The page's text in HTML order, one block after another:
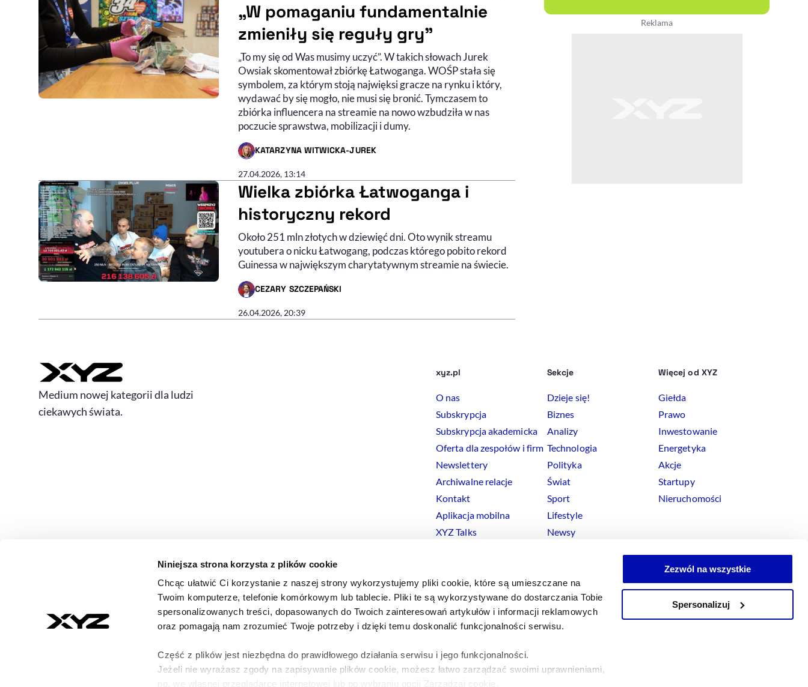
Niniejsza strona korzysta z plików cookie
Chcąc ułatwić Ci korzystanie z naszej strony wykorzystujemy pliki cookie, które są umieszczane na
Twoim komputerze, telefonie komórkowym lub tablecie. Pliki te są wykorzystywane do dostarczania Tobie
spersonalizowanych treści, dopasowanych do Twoich zainteresowań artykułów i informacji reklamowych
oraz pomagają nam zrozumieć Twoje potrzeby i dzięki temu doskonalić funkcjonalności serwisu.
Część z plików jest niezbędna do prawidłowego działania serwisu i jego funkcjonalności.
Jeżeli nie wyrażasz zgody na zapisywanie plików cookie, możesz łatwo zarządzać swoimi uprawnieniami,
np. we własnej przeglądarce internetowej lub po wybraniu opcji Zarządzaj cookie.
Zezwól na wszystkie
Spersonalizuj
„W pomaganiu fundamentalnie
zmieniły się reguły gry”
„To my się od Was musimy uczyć”. W takich słowach Jurek
Owsiak skomentował zbiórkę Łatwoganga. WOŚP stała się
symbolem, za którym stoją najwięksi gracze na rynku i który,
wydawać by się mogło, nie musi się bronić. Tymczasem to
zbiórka influencera na streamie na nowo wzbudziła w nas
poczucie sprawstwa, mobilizacji i dumy.
KATARZYNA WITWICKA-JUREK
- AUTOR ARTYKUŁU - PROFIL
27.04.2026, 13:14
Wielka zbiórka Łatwoganga i
historyczny rekord
Około 251 mln złotych w dziewięć dni. Oto wynik streamu
youtubera o nicku Łatwogang, podczas którego pobito rekord
Guinessa w największym charytatywnym streamie na świecie.
CEZARY SZCZEPAŃSKI
- AUTOR ARTYKUŁU - PROFIL
26.04.2026, 20:39
Medium nowej kategorii dla ludzi
ciekawych świata.
xyz.pl
O nas
Subskrypcja
Subskrypcja akademicka
Oferta dla zespołów i firm
Newslettery
Archiwalne relacje
Kontakt
Aplikacja mobilna
XYZ Talks
Sekcje
Dzieje się!
Biznes
Analizy
Technologia
Polityka
Świat
Sport
Lifestyle
Newsy
Więcej od XYZ
Giełda
Prawo
Inwestowanie
Energetyka
Akcje
Startupy
Nieruchomości
© 2026 XYZ. Wszystkie prawa zastrzeżone
ISSN 3071-8147
Polityka prywatnościPolitykaCookiesRegulaminUstawieniaCookies
x LinkedinFacebookInstagramYoutube